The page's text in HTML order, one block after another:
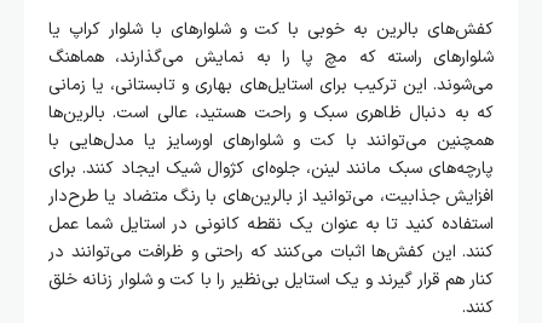
کفش‌های بالرین به خوبی با کت و شلوارهای با شلوار کراپ یا
شلوارهای راسته که مچ پا را به نمایش می‌گذارند، هماهنگ
می‌شوند. این ترکیب برای استایل‌های بهاری و تابستانی، یا زمانی
که به دنبال ظاهری سبک و راحت هستید، عالی است. بالرین‌ها
همچنین می‌توانند با کت و شلوارهای اورسایز یا مدل‌هایی با
پارچه‌های سبک مانند لینن، جلوه‌ای کژوال شیک ایجاد کنند. برای
افزایش جذابیت، می‌توانید از بالرین‌های با رنگ متضاد یا طرح‌دار
استفاده کنید تا به عنوان یک نقطه کانونی در استایل شما عمل
کنند. این کفش‌ها اثبات می‌کنند که راحتی و ظرافت می‌توانند در
کنار هم قرار گیرند و یک استایل بی‌نظیر را با کت و شلوار زنانه خلق
کنند.